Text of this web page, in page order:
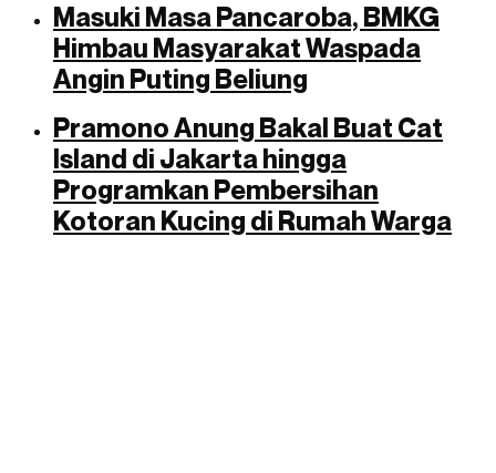
Masuki Masa Pancaroba, BMKG
Himbau Masyarakat Waspada
Angin Puting Beliung
Pramono Anung Bakal Buat Cat
Island di Jakarta hingga
Programkan Pembersihan
Kotoran Kucing di Rumah Warga